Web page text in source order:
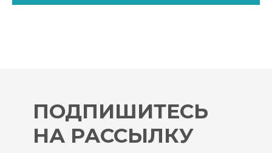
ПОДПИШИТЕСЬ
НА РАССЫЛКУ